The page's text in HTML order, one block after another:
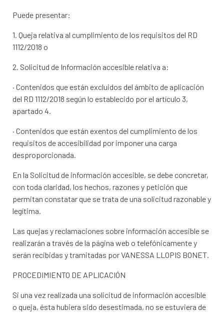
Puede presentar:
1. Queja relativa al cumplimiento de los requisitos del RD
1112/2018 o
2. Solicitud de Información accesible relativa a:
· Contenidos que están excluidos del ámbito de aplicación
del RD 1112/2018 según lo establecido por el artículo 3,
apartado 4.
· Contenidos que están exentos del cumplimiento de los
requisitos de accesibilidad por imponer una carga
desproporcionada.
En la Solicitud de información accesible, se debe concretar,
con toda claridad, los hechos, razones y petición que
permitan constatar que se trata de una solicitud razonable y
legítima.
Las quejas y reclamaciones sobre información accesible se
realizarán a través de la página web o telefónicamente y
serán recibidas y tramitadas por VANESSA LLOPIS BONET.
PROCEDIMIENTO DE APLICACIÓN
Si una vez realizada una solicitud de información accesible
o queja, ésta hubiera sido desestimada, no se estuviera de